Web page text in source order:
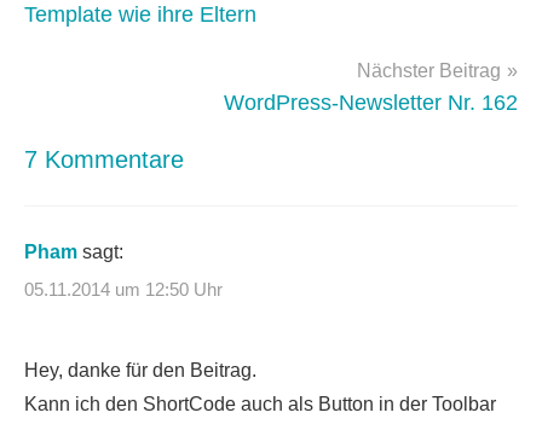
Template wie ihre Eltern
Nächster Beitrag
WordPress-Newsletter Nr. 162
7 Kommentare
Pham sagt:
05.11.2014 um 12:50 Uhr
Hey, danke für den Beitrag.
Kann ich den ShortCode auch als Button in der Toolbar